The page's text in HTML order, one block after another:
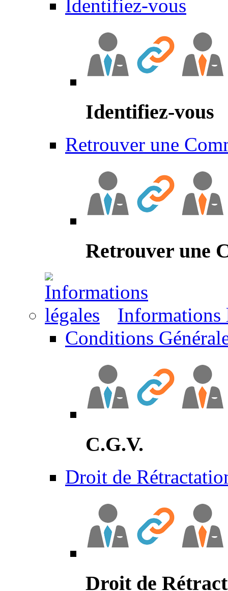
Identifiez-vous
Identifiez-vous
Retrouver une
Retrouver une
Informations
Conditions
C.G.V.
Droit de
Droit de